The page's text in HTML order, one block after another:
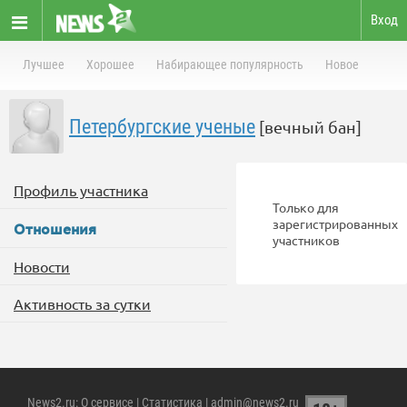
Вход
Лучшее Хорошее Набирающее популярность Новое
Петербургские ученые [вечный бан]
Профиль участника
Отношения
Новости
Активность за сутки
Только для
зарегистрированных
участников
News2.ru: О сервисе | Статистика | admin@news2.ru